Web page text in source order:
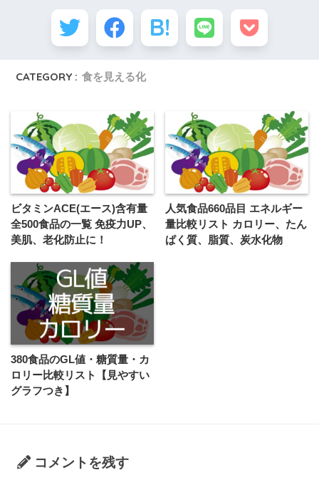
CATEGORY : 食を見える化
ビタミンACE(エース)含有量
全500食品の一覧 免疫力UP、
美肌、老化防止に！
人気食品660品目 エネルギー
量比較リスト カロリー、たん
ぱく質、脂質、炭水化物
380食品のGL値・糖質量・カ
ロリー比較リスト【見やすい
グラフつき】
コメントを残す